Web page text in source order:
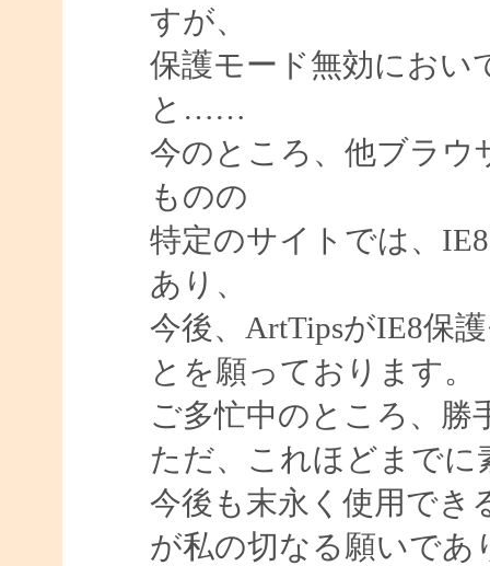
すが、
保護モード無効におい
と……
今のところ、他ブラウ
ものの
特定のサイトでは、
あり、
今後、ArtTipsがIE8保
とを願っております。
ご多忙中のところ、勝
ただ、これほどまで
今後も末永く使用でき
が私の切なる願いであ